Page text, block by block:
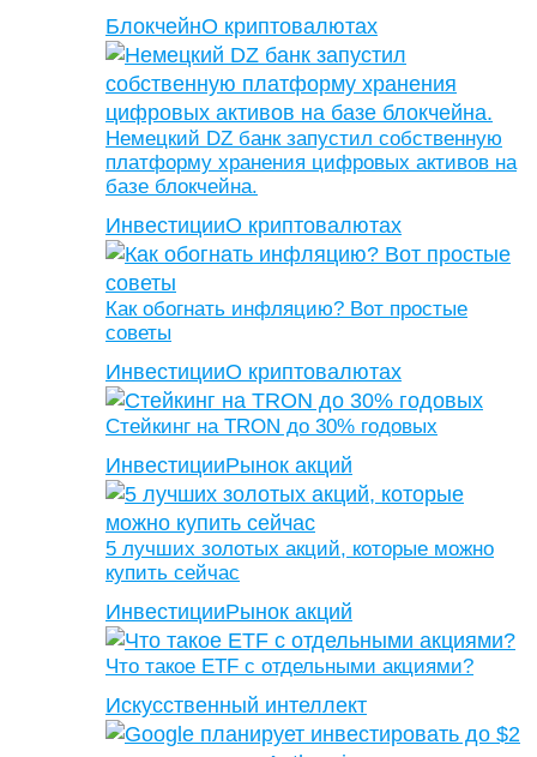
БлокчейнО криптовалютах
Немецкий DZ банк запустил собственную
платформу хранения цифровых активов на
базе блокчейна.
ИнвестицииО криптовалютах
Как обогнать инфляцию? Вот простые
советы
ИнвестицииО криптовалютах
Стейкинг на TRON до 30% годовых
ИнвестицииРынок акций
5 лучших золотых акций, которые можно
купить сейчас
ИнвестицииРынок акций
Что такое ETF с отдельными акциями?
Искусственный интеллект